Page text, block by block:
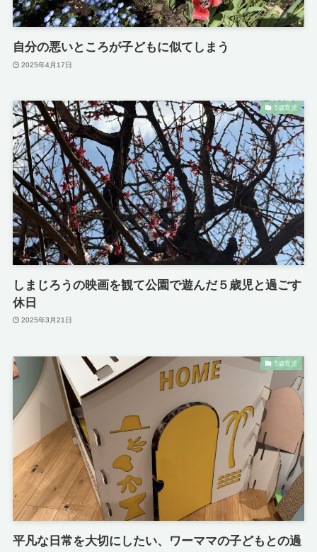
自分の悪いところが子どもに似てしまう
2025年4月17日
5歳育児
しまじろうの映画を観て公園で遊んだ５歳児と過ごす
休日
2025年3月21日
5歳育児
平凡な日常を大切にしたい、ワーママの子どもとの過